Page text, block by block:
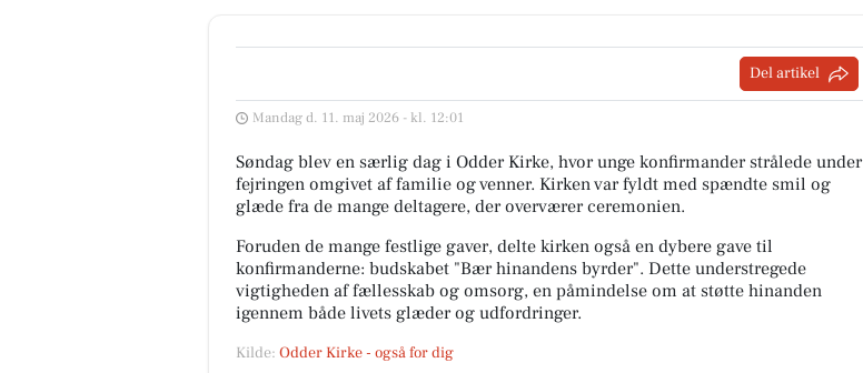
Del artikel
Mandag d. 11. maj 2026 - kl. 12:01
Søndag blev en særlig dag i Odder Kirke, hvor unge konfirmander strålede under
fejringen omgivet af familie og venner. Kirken var fyldt med spændte smil og
glæde fra de mange deltagere, der overværer ceremonien.
Foruden de mange festlige gaver, delte kirken også en dybere gave til
konfirmanderne: budskabet "Bær hinandens byrder". Dette understregede
vigtigheden af fællesskab og omsorg, en påmindelse om at støtte hinanden
igennem både livets glæder og udfordringer.
Kilde: Odder Kirke - også for dig